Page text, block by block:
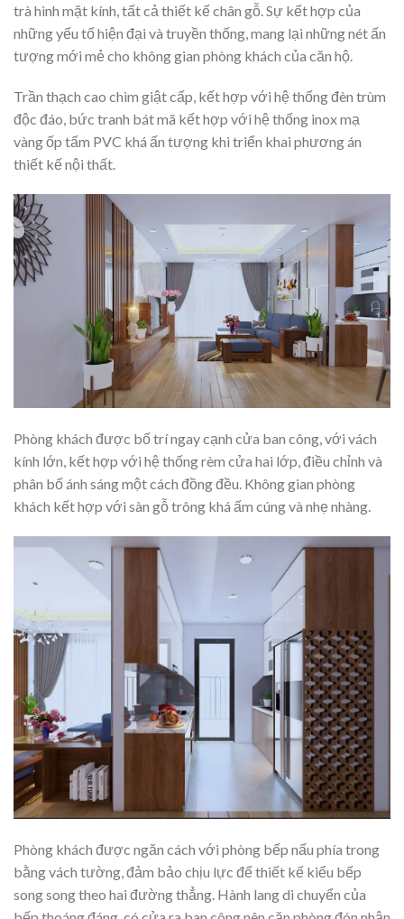
trà hình mặt kính, tất cả thiết kế chân gỗ. Sự kết hợp của
những yếu tố hiện đại và truyền thống, mang lại những nét ấn
tượng mới mẻ cho không gian phòng khách của căn hộ.
Trần thạch cao chìm giật cấp, kết hợp với hệ thống đèn trùm
độc đáo, bức tranh bát mã kết hợp với hệ thống inox mạ
vàng ốp tấm PVC khá ấn tượng khi triển khai phương án
thiết kế nội thất.
Phòng khách được bố trí ngay cạnh cửa ban công, với vách
kính lớn, kết hợp với hệ thống rèm cửa hai lớp, điều chỉnh và
phân bố ánh sáng một cách đồng đều. Không gian phòng
khách kết hợp với sàn gỗ trông khá ấm cúng và nhẹ nhàng.
Phòng khách được ngăn cách với phòng bếp nấu phía trong
bằng vách tường, đảm bảo chịu lực để thiết kế kiểu bếp
song song theo hai đường thẳng. Hành lang di chuyển của